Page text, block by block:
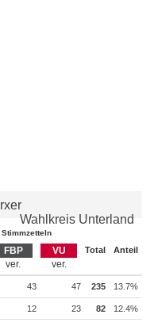
Wahlkreis Unterland
FBP VU Total Anteil
43 47 235 13.7%
12 23 82 12.4%